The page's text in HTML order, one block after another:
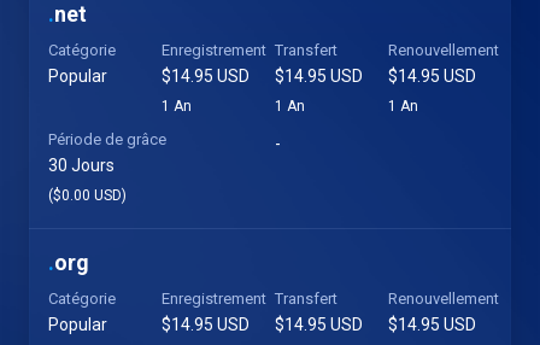
.net
Catégorie
Popular
Enregistrement
$14.95 USD
1 An
Transfert
$14.95 USD
1 An
Renouvellement
$14.95 USD
1 An
Période de grâce
30 Jours
($0.00 USD)
-
.org
Catégorie
Popular
Enregistrement
$14.95 USD
Transfert
$14.95 USD
Renouvellement
$14.95 USD